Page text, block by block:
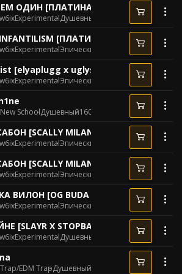
ОДИН [ПЛАТИНА X SCALLY MILANO X
ExperimentalДушевный
[ПЛАТИНА X STOPBAN X
ExperimentalЭпический
[elyaplugg x uglystephan x stopban
ExperimentalЭпический
New SchoolДушевный160 BPM
[SCALLY MILANO X LOVV66 X
ExperimentalЭпический
[SCALLY MILANO X LOVV66 X
ExperimentalЭпический
ВИЛОН [OG BUDA X ELYAPLUGG X
ExperimentalЭпический
[SLAYR X STOPBAN TYPE BEAT]
ExperimentalДушевный
Trap/EDM TrapДушевный